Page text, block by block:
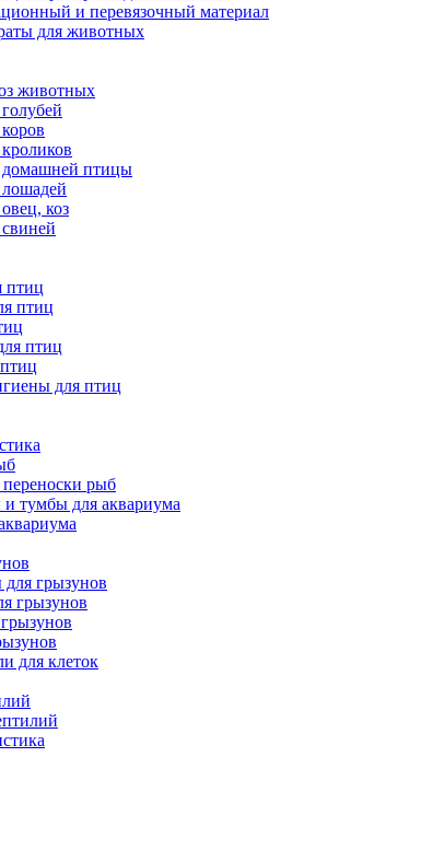
и перевязочный материал
для животных
животных
домашней птицы
коз
птиц
птиц
птиц
для птиц
рыб
тумбы для аквариума
для грызунов
грызунов
для клеток